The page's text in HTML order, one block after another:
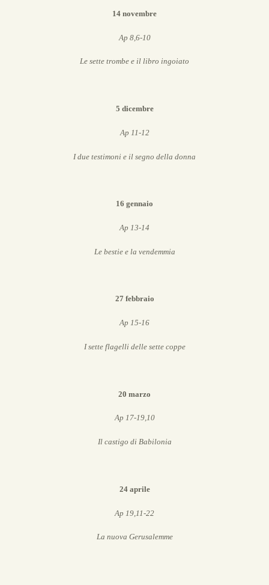
14 novembre
Ap 8,6-10
Le sette trombe e il libro ingoiato
5 dicembre
Ap 11-12
I due testimoni e il segno della donna
16 gennaio
Ap 13-14
Le bestie e la vendemmia
27 febbraio
Ap 15-16
I sette flagelli delle sette coppe
20 marzo
Ap 17-19,10
Il castigo di Babilonia
24 aprile
Ap 19,11-22
La nuova Gerusalemme